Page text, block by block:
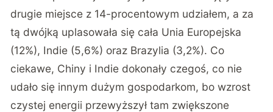
drugie miejsce z 14-procentowym udziałem, a za
tą dwójką uplasowała się cała Unia Europejska
(12%), Indie (5,6%) oraz Brazylia (3,2%). Co
ciekawe, Chiny i Indie dokonały czegoś, co nie
udało się innym dużym gospodarkom, bo wzrost
czystej energii przewyższył tam zwiększone